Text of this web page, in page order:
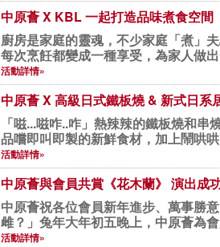
中原薈 X KBL 一起打造品味煮食空間
廚房是家庭的靈魂，不少家庭「煮」
每次烹飪都變成一種享受，為家人做
廚...
活動詳情»
中原薈 X 高級日式鐵板燒 & 新式日系
「嗞...嗞咋..咋」熱辣辣的鐵板燒和
品嚐即叫即製的新鮮食材，加上鬧哄
活動詳情»
中原薈與會員共賞《花木蘭》 演出成
中原薈祝各位會員新年進步、萬事勝意、心想事成！ 「雄兔腳撲朔，雌兔眼迷離
雌？」兔年大年初五晚上，中原薈為
年...
活動詳情»